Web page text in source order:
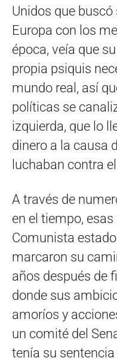
Unidos que
Europa con los
época, veía que
propia psiquis
mundo real, así
políticas se
izquierda, que lo
dinero a la causa
luchaban contra
A través de
en el tiempo,
Comunista
marcaron su
años después de
donde sus
amoríos y
un comité del
tenía su